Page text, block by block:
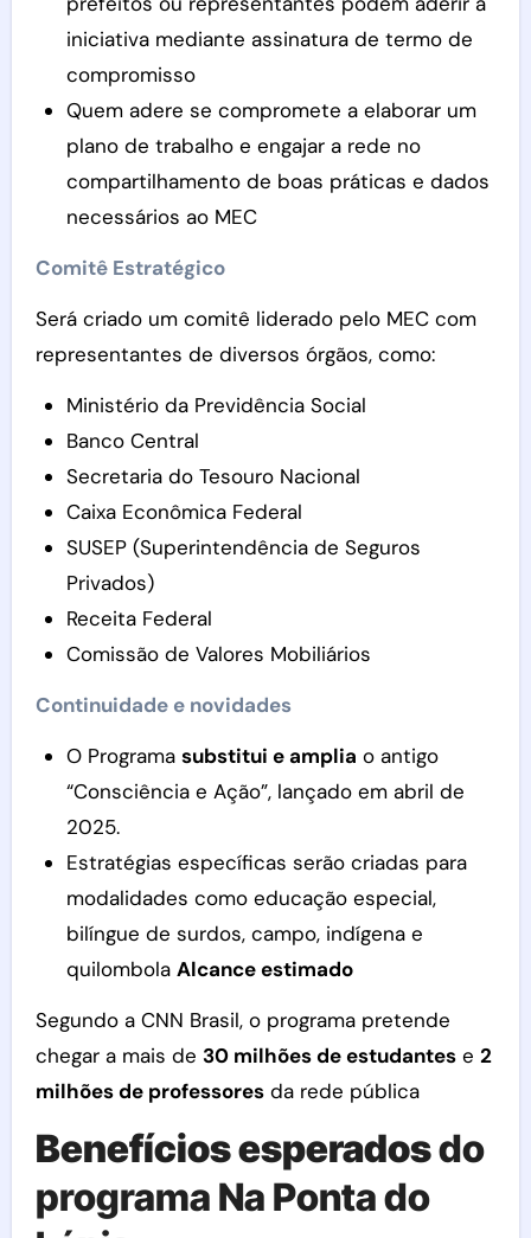
iniciativa mediante assinatura de termo de
compromisso
Quem adere se compromete a elaborar um
plano de trabalho e engajar a rede no
compartilhamento de boas práticas e dados
necessários ao MEC
Comitê Estratégico
Será criado um comitê liderado pelo MEC com
representantes de diversos órgãos, como:
Ministério da Previdência Social
Banco Central
Secretaria do Tesouro Nacional
Caixa Econômica Federal
SUSEP (Superintendência de Seguros
Privados)
Receita Federal
Comissão de Valores Mobiliários
Continuidade e novidades
O Programa substitui e amplia o antigo
“Consciência e Ação”, lançado em abril de
2025.
Estratégias específicas serão criadas para
modalidades como educação especial,
bilíngue de surdos, campo, indígena e
quilombola Alcance estimado
Segundo a CNN Brasil, o programa pretende
chegar a mais de 30 milhões de estudantese 2
milhões de professoresda rede pública
Benefícios esperadosdo
programa Na Ponta do